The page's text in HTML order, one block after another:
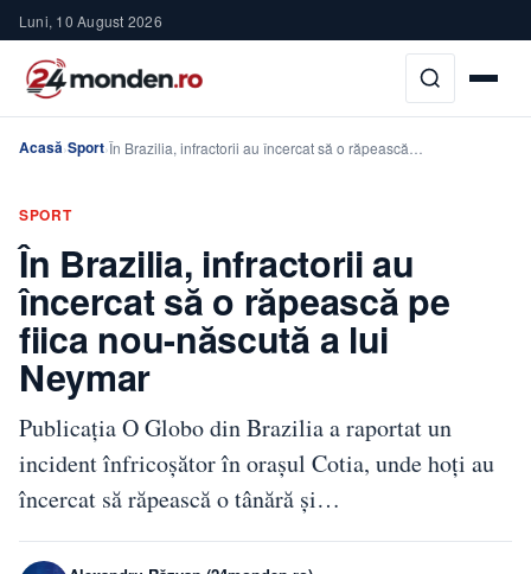
Luni, 10 August 2026
Acasă›Sport›În Brazilia, infractorii au încercat să o răpească…
SPORT
În Brazilia, infractorii au
încercat să o răpească pe
fiica nou-născută a lui
Neymar
Publicația O Globo din Brazilia a raportat un
incident înfricoșător în orașul Cotia, unde hoți au
încercat să răpească o tânără și…